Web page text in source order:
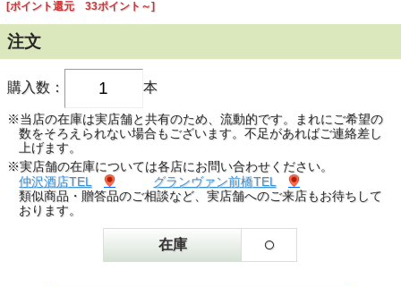
[ポイント還元 33ポイント～]
注文
購入数： 本
※当店の在庫は実店舗と共有のため、流動的です。まれにご希望の
数をそろえられない場合もございます。不足があればご連絡差し
上げます。
※実店舗の在庫については各店にお問い合わせください。
仲沢酒店TEL
グランヴァン前橋TEL
類似商品・贈答品のご相談など、実店舗へのご来店もお待ちして
おります。
在庫 ○